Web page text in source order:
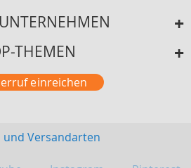
THEMEN
einreichen